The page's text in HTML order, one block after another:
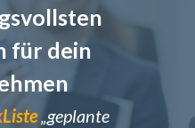
für dein
Liste„geplante